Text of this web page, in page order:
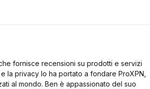
fornisce recensioni su prodotti e servizi
la privacy lo ha portato a fondare ProXPN,
al mondo. Ben è appassionato del suo